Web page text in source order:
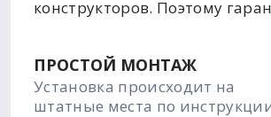
конструкторов. Поэтому
ПРОСТОЙ МОНТАЖ
Установка происходит на
штатные места по